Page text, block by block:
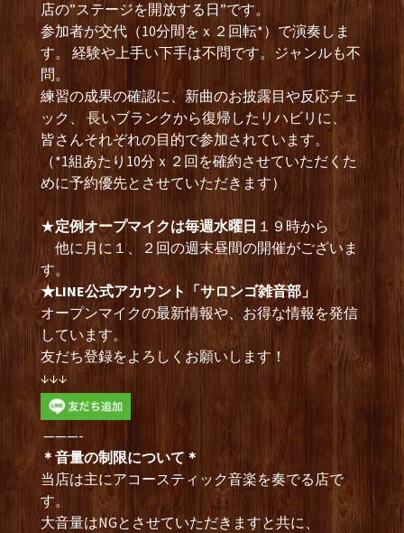
店の”ステージを開放する日”です。
参加者が交代（10分間をｘ２回転*）で演奏しま
す。 経験や上手い下手は不問です。ジャンルも不
問。
練習の成果の確認に、新曲のお披露目や反応チェ
ック、 長いブランクから復帰したリハビリに、
皆さんそれぞれの目的で参加されています。
（*1組あたり10分ｘ２回を確約させていただくた
めに予約優先とさせていただきます）
★定例オープマイクは毎週水曜日 １９時から
他に月に１、２回の週末昼間の開催がございま
す。
★LINE公式アカウント「サロンゴ雑音部」
オープンマイクの最新情報や、お得な情報を発信
しています。
友だち登録をよろしくお願いします！
↓↓↓
———-
＊音量の制限について＊
当店は主にアコースティック音楽を奏でる店で
す。
大音量はNGとさせていただきますと共に、